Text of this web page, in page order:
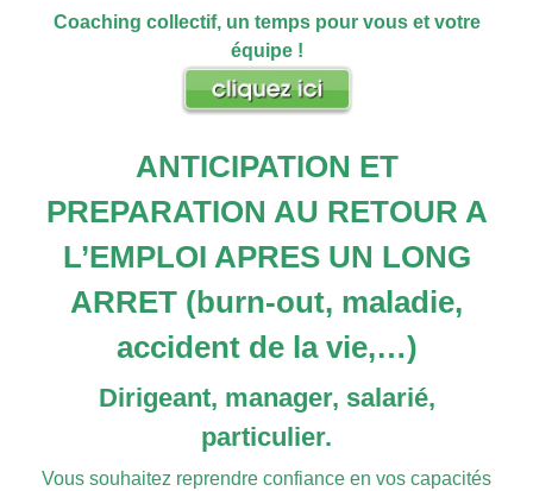
Coaching collectif, un temps pour vous et votre
équipe !
ANTICIPATION ET
PREPARATION AU RETOUR A
L’EMPLOI APRES UN LONG
ARRET (burn-out, maladie,
accident de la vie,…)
Dirigeant, manager, salarié,
particulier.
Vous souhaitez reprendre confiance en vos capacités